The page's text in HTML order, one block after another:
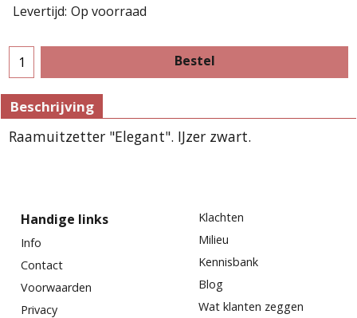
Levertijd: Op voorraad
Bestel
Beschrijving
Raamuitzetter "Elegant". IJzer zwart.
Handige links
Info
Contact
Voorwaarden
Privacy
Klachten
Milieu
Kennisbank
Blog
Wat klanten zeggen